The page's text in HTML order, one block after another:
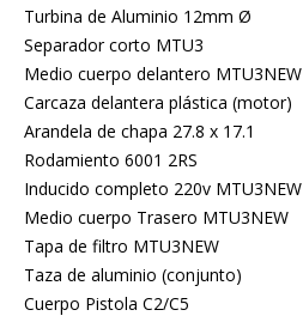
Turbina de Aluminio 12mm Ø
Separador corto MTU3
Medio cuerpo delantero MTU3NEW
Carcaza delantera plástica (motor)
Arandela de chapa 27.8 x 17.1
Rodamiento 6001 2RS
Inducido completo 220v MTU3NEW
Medio cuerpo Trasero MTU3NEW
Tapa de filtro MTU3NEW
Taza de aluminio (conjunto)
Cuerpo Pistola C2/C5